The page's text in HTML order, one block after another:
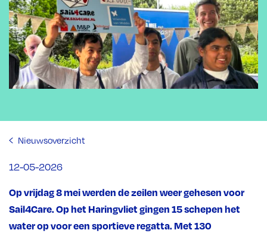
Nieuwsoverzicht
12-05-2026
Op vrijdag 8 mei werden de zeilen weer gehesen voor
Sail4Care. Op het Haringvliet gingen 15 schepen het
water op voor een sportieve regatta. Met 130